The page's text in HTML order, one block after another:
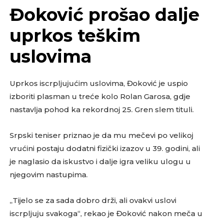
Đoković prošao dalje
uprkos teškim
uslovima
Uprkos iscrpljujućim uslovima, Đoković je uspio
izboriti plasman u treće kolo Rolan Garosa, gdje
nastavlja pohod ka rekordnoj 25. Gren slem tituli.
Srpski teniser priznao je da mu mečevi po velikoj
vrućini postaju dodatni fizički izazov u 39. godini, ali
je naglasio da iskustvo i dalje igra veliku ulogu u
njegovim nastupima.
„Tijelo se za sada dobro drži, ali ovakvi uslovi
iscrpljuju svakoga“, rekao je Đoković nakon meča u